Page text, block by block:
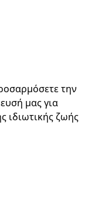
την
μας για
ιδιωτικής ζωής